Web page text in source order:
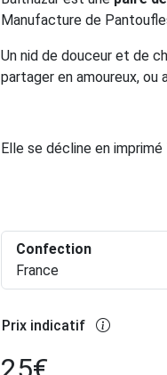
Manufacture de
Un nid de douceur et de
partager en amoureux,
Elle se décline en
Confection
France
Prix indicatif